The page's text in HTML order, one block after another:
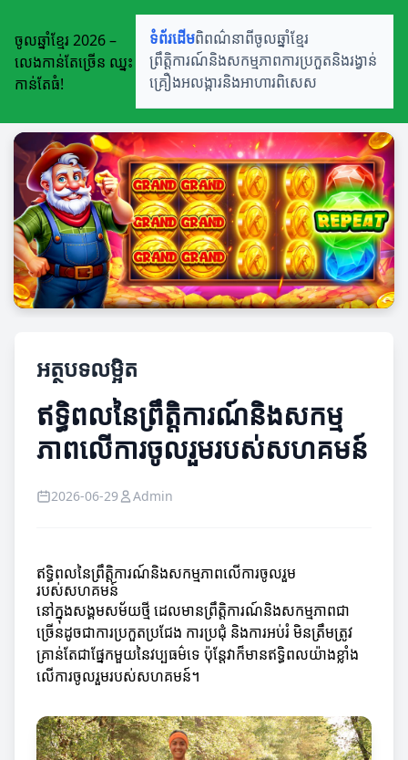
ចូលឆ្នាំខ្មែរ 2026 –
លេងកាន់តែច្រើន ឈ្នះ
កាន់តែធំ!
ទំព័រដើមពិពណ៌នាពីចូលឆ្នាំខ្មែរ
ព្រឹត្តិការណ៍និងសកម្មភាពការប្រកួតនិងរង្វាន់
គ្រឿងអលង្ការនិងអាហារពិសេស
អត្ថបទលម្អិត
ឥទ្ធិពលនៃព្រឹត្តិការណ៍និងសកម្ម
ភាពលើការចូលរួមរបស់សហគមន៍
2026-06-29 Admin
ឥទ្ធិពលនៃព្រឹត្តិការណ៍និងសកម្មភាពលើការចូលរួម
របស់សហគមន៍
នៅក្នុងសង្គមសម័យថ្មី ដេលមានព្រឹត្តិការណ៍និងសកម្មភាពជា
ច្រើនដូចជាការប្រកួតប្រជែង ការប្រជុំ និងការអប់រំ មិនត្រឹមត្រូវ
គ្រាន់តែជាផ្នែកមួយនៃវប្បធម៌ទេ ប៉ុន្តែវាក៏មានឥទ្ធិពលយ៉ាងខ្លាំង
លើការចូលរួមរបស់សហគមន៍។